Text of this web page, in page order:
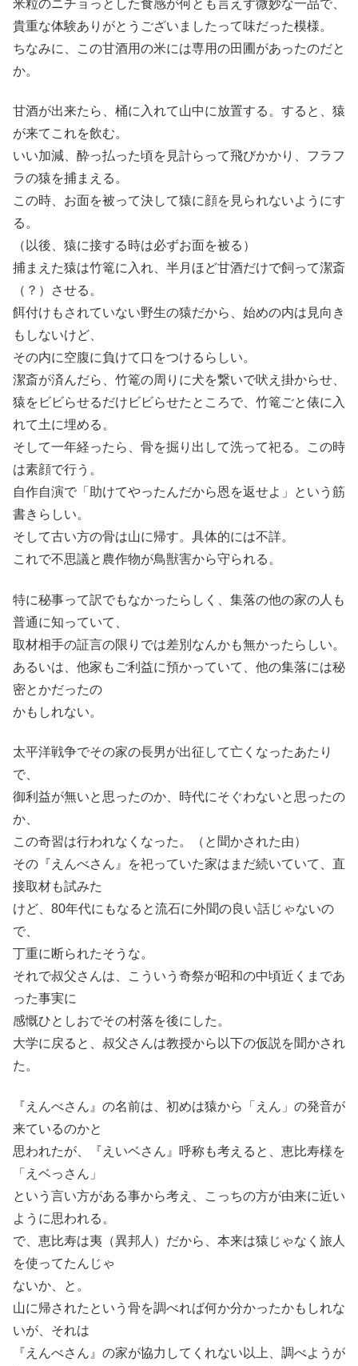
米粒のニチョっとした食感が何とも言えず微妙な一品で、
貴重な体験ありがとうございましたって味だった模様。
ちなみに、この甘酒用の米には専用の田圃があったのだと
か。
甘酒が出来たら、桶に入れて山中に放置する。すると、猿
が来てこれを飲む。
いい加減、酔っ払った頃を見計らって飛びかかり、フラフ
ラの猿を捕まえる。
この時、お面を被って決して猿に顔を見られないようにす
る。
（以後、猿に接する時は必ずお面を被る）
捕まえた猿は竹篭に入れ、半月ほど甘酒だけで飼って潔斎
（？）させる。
餌付けもされていない野生の猿だから、始めの内は見向き
もしないけど、
その内に空腹に負けて口をつけるらしい。
潔斎が済んだら、竹篭の周りに犬を繋いで吠え掛からせ、
猿をビビらせるだけビビらせたところで、竹篭ごと俵に入
れて土に埋める。
そして一年経ったら、骨を掘り出して洗って祀る。この時
は素顔で行う。
自作自演で「助けてやったんだから恩を返せよ」という筋
書きらしい。
そして古い方の骨は山に帰す。具体的には不詳。
これで不思議と農作物が鳥獣害から守られる。
特に秘事って訳でもなかったらしく、集落の他の家の人も
普通に知っていて、
取材相手の証言の限りでは差別なんかも無かったらしい。
あるいは、他家もご利益に預かっていて、他の集落には秘
密とかだったの
かもしれない。
太平洋戦争でその家の長男が出征して亡くなったあたり
で、
御利益が無いと思ったのか、時代にそぐわないと思ったの
か、
この奇習は行われなくなった。（と聞かされた由）
その『えんべさん』を祀っていた家はまだ続いていて、直
接取材も試みた
けど、80年代にもなると流石に外聞の良い話じゃないの
で、
丁重に断られたそうな。
それで叔父さんは、こういう奇祭が昭和の中頃近くまであ
った事実に
感慨ひとしおでその村落を後にした。
大学に戻ると、叔父さんは教授から以下の仮説を聞かされ
た。
『えんべさん』の名前は、初めは猿から「えん」の発音が
来ているのかと
思われたが、『えいベさん』呼称も考えると、恵比寿様を
「えベっさん」
という言い方がある事から考え、こっちの方が由来に近い
ように思われる。
で、恵比寿は夷（異邦人）だから、本来は猿じゃなく旅人
を使ってたんじゃ
ないか、と。
山に帰されたという骨を調べれば何か分かったかもしれな
いが、それは
『えんべさん』の家が協力してくれない以上、調べようが